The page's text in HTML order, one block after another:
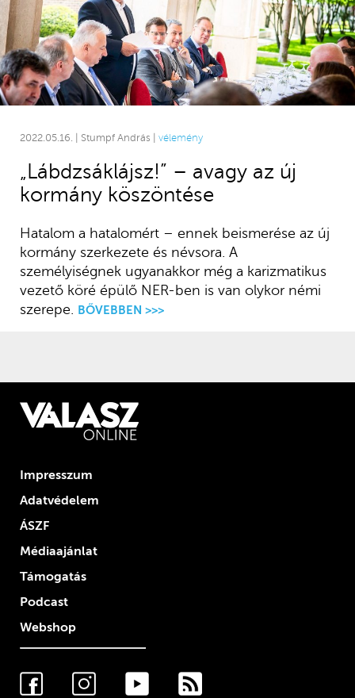
2022.05.16. | Stumpf András | vélemény
„Lábdzsáklájsz!” – avagy az új
kormány köszöntése
Hatalom a hatalomért – ennek beismerése az új
kormány szerkezete és névsora. A
személyiségnek ugyanakkor még a karizmatikus
vezető köré épülő NER-ben is van olykor némi
szerepe.
BŐVEBBEN >>>
Impresszum
Adatvédelem
ÁSZF
Médiaajánlat
Támogatás
Podcast
Webshop